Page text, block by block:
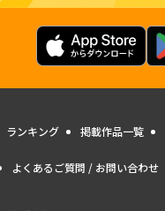
ランキング 掲載作品一覧
よくあるご質問 / お問い合わせ